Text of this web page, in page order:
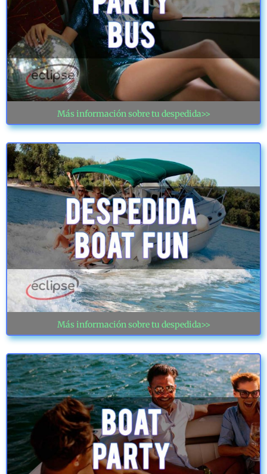
Más información sobre tu despedida>>
Más información sobre tu despedida>>